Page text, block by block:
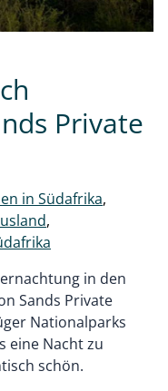
Private
in Südafrika,
,
in den
Sands Private
Nationalparks
eine Nacht zu
schön.